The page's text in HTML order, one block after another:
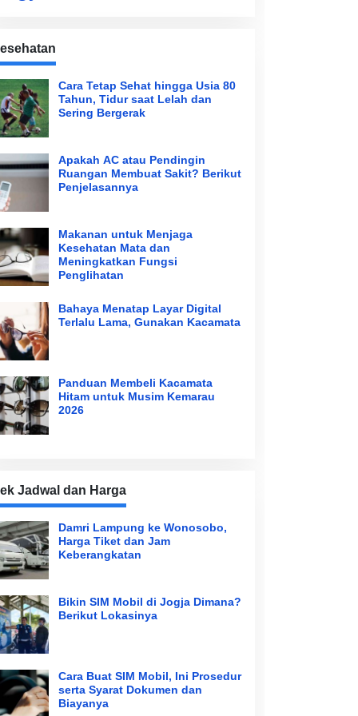
Cara Tetap Sehat hingga Usia 80
Tahun, Tidur saat Lelah dan
Sering Bergerak
Apakah AC atau Pendingin
Ruangan Membuat Sakit? Berikut
Penjelasannya
Makanan untuk Menjaga
Kesehatan Mata dan
Meningkatkan Fungsi
Penglihatan
Bahaya Menatap Layar Digital
Terlalu Lama, Gunakan Kacamata
Panduan Membeli Kacamata
Hitam untuk Musim Kemarau
2026
Jadwal dan Harga
Damri Lampung ke Wonosobo,
Harga Tiket dan Jam
Keberangkatan
Bikin SIM Mobil di Jogja Dimana?
Berikut Lokasinya
Cara Buat SIM Mobil, Ini Prosedur
serta Syarat Dokumen dan
Biayanya